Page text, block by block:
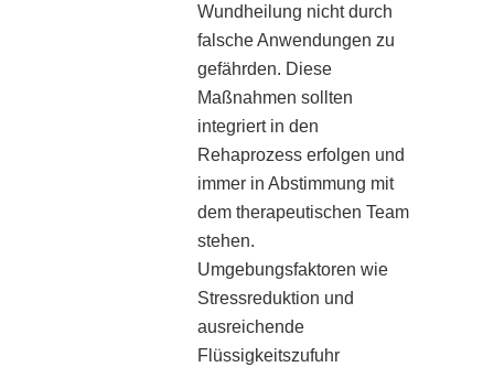
Wundheilung nicht durch
falsche Anwendungen zu
gefährden. Diese
Maßnahmen sollten
integriert in den
Rehaprozess erfolgen und
immer in Abstimmung mit
dem therapeutischen Team
stehen.
Umgebungsfaktoren wie
Stressreduktion und
ausreichende
Flüssigkeitszufuhr